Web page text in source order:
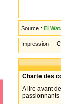
Source : El
Impression :
Charte des
A lire avant
passionnants